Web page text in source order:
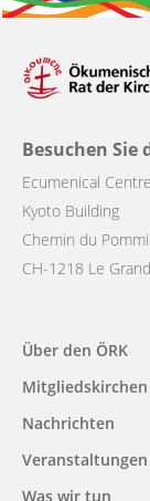
Besuchen Sie
Ecumenical Centre
Kyoto Building
Chemin du
CH-1218 Le
Main
navigation
Über den ÖRK
Mitgliedskirchen
Nachrichten
Veranstaltungen
Was wir tun